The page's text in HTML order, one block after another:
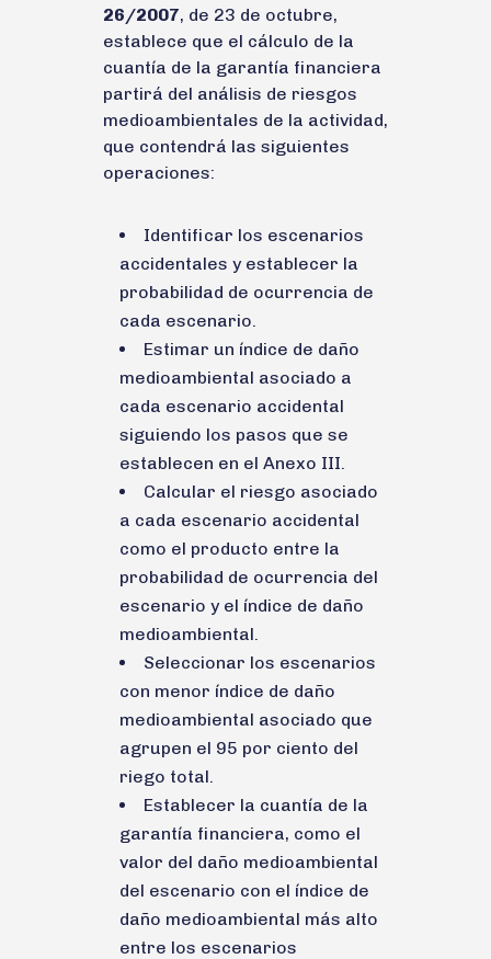
26/2007, de 23 de octubre,
establece que el cálculo de la
cuantía de la garantía financiera
partirá del análisis de riesgos
medioambientales de la actividad,
que contendrá las siguientes
operaciones:
Identificar los escenarios
accidentales y establecer la
probabilidad de ocurrencia de
cada escenario.
Estimar un índice de daño
medioambiental asociado a
cada escenario accidental
siguiendo los pasos que se
establecen en el Anexo III.
Calcular el riesgo asociado
a cada escenario accidental
como el producto entre la
probabilidad de ocurrencia del
escenario y el índice de daño
medioambiental.
Seleccionar los escenarios
con menor índice de daño
medioambiental asociado que
agrupen el 95 por ciento del
riego total.
Establecer la cuantía de la
garantía financiera, como el
valor del daño medioambiental
del escenario con el índice de
daño medioambiental más alto
entre los escenarios